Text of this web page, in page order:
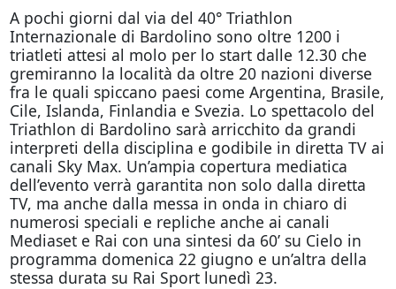
A pochi giorni dal via del 40° Triathlon
Internazionale di Bardolino sono oltre 1200 i
triatleti attesi al molo per lo start dalle 12.30 che
gremiranno la località da oltre 20 nazioni diverse
fra le quali spiccano paesi come Argentina, Brasile,
Cile, Islanda, Finlandia e Svezia. Lo spettacolo del
Triathlon di Bardolino sarà arricchito da grandi
interpreti della disciplina e godibile in diretta TV ai
canali Sky Max. Un’ampia copertura mediatica
dell’evento verrà garantita non solo dalla diretta
TV, ma anche dalla messa in onda in chiaro di
numerosi speciali e repliche anche ai canali
Mediaset e Rai con una sintesi da 60’ su Cielo in
programma domenica 22 giugno e un’altra della
stessa durata su Rai Sport lunedì 23.